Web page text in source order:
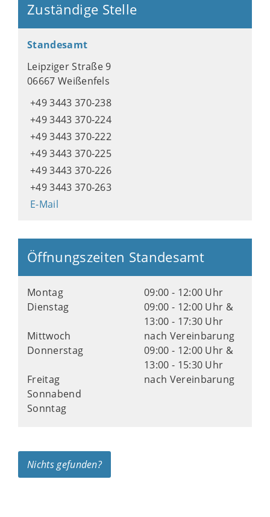
Zuständige Stelle
Standesamt
Leipziger Straße 9
06667 Weißenfels
+49 3443 370-238
+49 3443 370-224
+49 3443 370-222
+49 3443 370-225
+49 3443 370-226
+49 3443 370-263
E-Mail
Öffnungszeiten Standesamt
Montag
09:00 - 12:00 Uhr
Dienstag
09:00 - 12:00 Uhr &
13:00 - 17:30 Uhr
Mittwoch
nach Vereinbarung
Donnerstag
09:00 - 12:00 Uhr &
13:00 - 15:30 Uhr
Freitag
nach Vereinbarung
Sonnabend
Sonntag
Nichts gefunden?